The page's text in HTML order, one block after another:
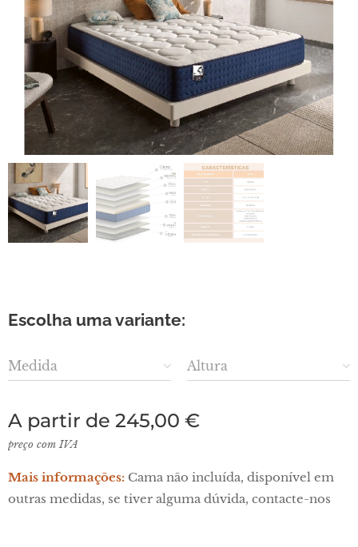
Escolha uma variante:
Medida Altura
A partir de 245,00 €
preço com IVA
Mais informações: Cama não incluída, disponível em
outras medidas, se tiver alguma dúvida, contacte-nos